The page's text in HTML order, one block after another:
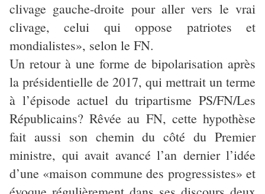
clivage gauche-droite pour aller vers le vrai
clivage, celui qui oppose patriotes et
mondialistes», selon le FN.
Un retour à une forme de bipolarisation après
la présidentielle de 2017, qui mettrait un terme
à l’épisode actuel du tripartisme PS/FN/Les
Républicains? Rêvée au FN, cette hypothèse
fait aussi son chemin du côté du Premier
ministre, qui avait avancé l’an dernier l’idée
d’une «maison commune des progressistes» et